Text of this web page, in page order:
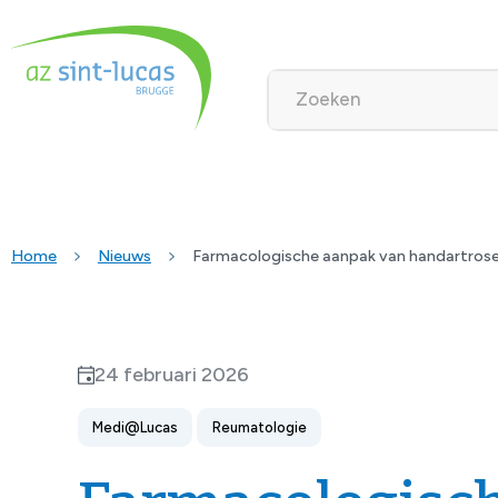
Home Nieuws Farmacologische aanpak van
24 februari 2026
Medi@Lucas Reumatologie